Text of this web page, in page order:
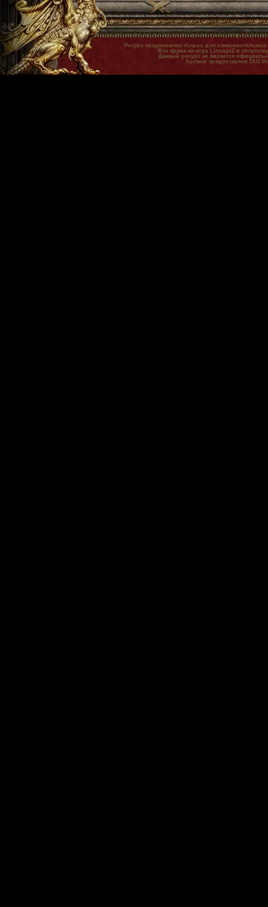
Ресурс предназначен только для
Все права на игру Lineage2 и
Данный ресурс не является
Хостинг предоставлен TAG